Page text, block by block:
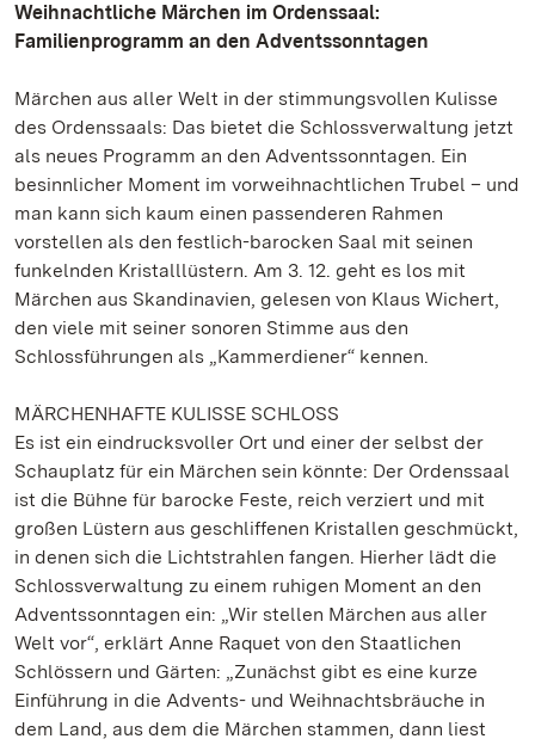
Weihnachtliche Märchen im Ordenssaal:
Familienprogramm an den Adventssonntagen
Märchen aus aller Welt in der stimmungsvollen Kulisse
des Ordenssaals: Das bietet die Schlossverwaltung jetzt
als neues Programm an den Adventssonntagen. Ein
besinnlicher Moment im vorweihnachtlichen Trubel – und
man kann sich kaum einen passenderen Rahmen
vorstellen als den festlich-barocken Saal mit seinen
funkelnden Kristalllüstern. Am 3. 12. geht es los mit
Märchen aus Skandinavien, gelesen von Klaus Wichert,
den viele mit seiner sonoren Stimme aus den
Schlossführungen als „Kammerdiener“ kennen.
MÄRCHENHAFTE KULISSE SCHLOSS
Es ist ein eindrucksvoller Ort und einer der selbst der
Schauplatz für ein Märchen sein könnte: Der Ordenssaal
ist die Bühne für barocke Feste, reich verziert und mit
großen Lüstern aus geschliffenen Kristallen geschmückt,
in denen sich die Lichtstrahlen fangen. Hierher lädt die
Schlossverwaltung zu einem ruhigen Moment an den
Adventssonntagen ein: „Wir stellen Märchen aus aller
Welt vor“, erklärt Anne Raquet von den Staatlichen
Schlössern und Gärten: „Zunächst gibt es eine kurze
Einführung in die Advents- und Weihnachtsbräuche in
dem Land, aus dem die Märchen stammen, dann liest